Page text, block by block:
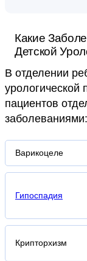
Какие
Детской
В отделении
урологической
пациентов
заболеваниями:
Варикоцеле
Гипоспадия
Крипторхизм